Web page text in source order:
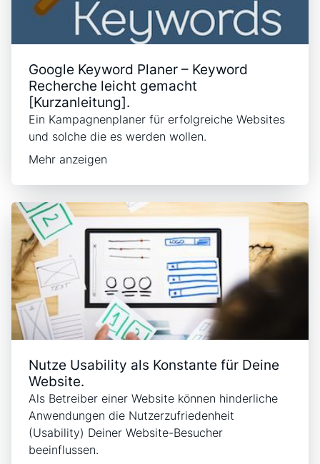
Google Keyword Planer – Keyword
Recherche leicht gemacht
[Kurzanleitung].
Ein Kampagnenplaner für erfolgreiche Websites
und solche die es werden wollen.
Mehr anzeigen
Nutze Usability als Konstante für Deine
Website.
Als Betreiber einer Website können hinderliche
Anwendungen die Nutzerzufriedenheit
(Usability) Deiner Website-Besucher
beeinflussen.